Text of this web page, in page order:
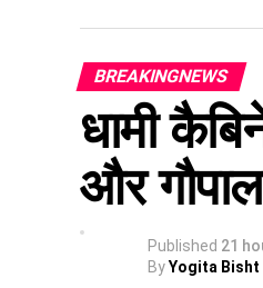
BREAKINGNEWS
धामी
और
Published 21
ByYogita Bisht